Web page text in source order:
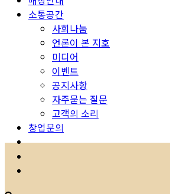
소통공간
사회나눔
언론이 본 지호
미디어
이벤트
공지사항
자주묻는 질문
고객의 소리
창업문의